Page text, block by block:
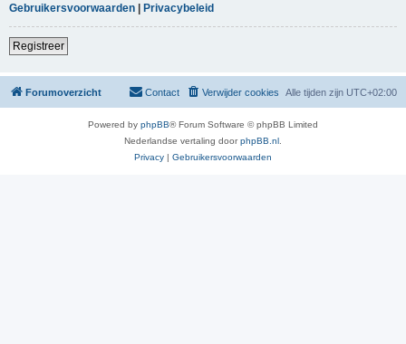
Gebruikersvoorwaarden | Privacybeleid
Registreer
Forumoverzicht Alle tijden zijn UTC+02:00
Verwijder cookies
Contact
Powered by phpBB® Forum Software © phpBB Limited
Nederlandse vertaling doorphpBB.nl
Privacy | Gebruikersvoorwaarden